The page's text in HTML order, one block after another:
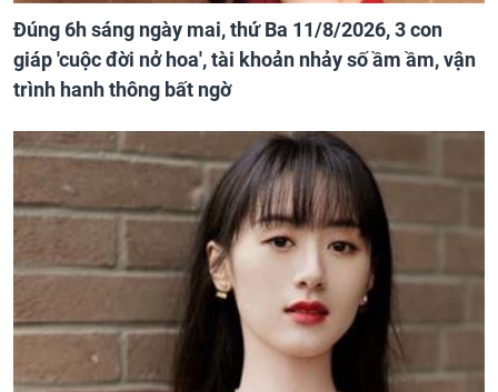
Đúng 6h sáng ngày mai, thứ Ba 11/8/2026, 3 con
giáp 'cuộc đời nở hoa', tài khoản nhảy số ầm ầm, vận
trình hanh thông bất ngờ